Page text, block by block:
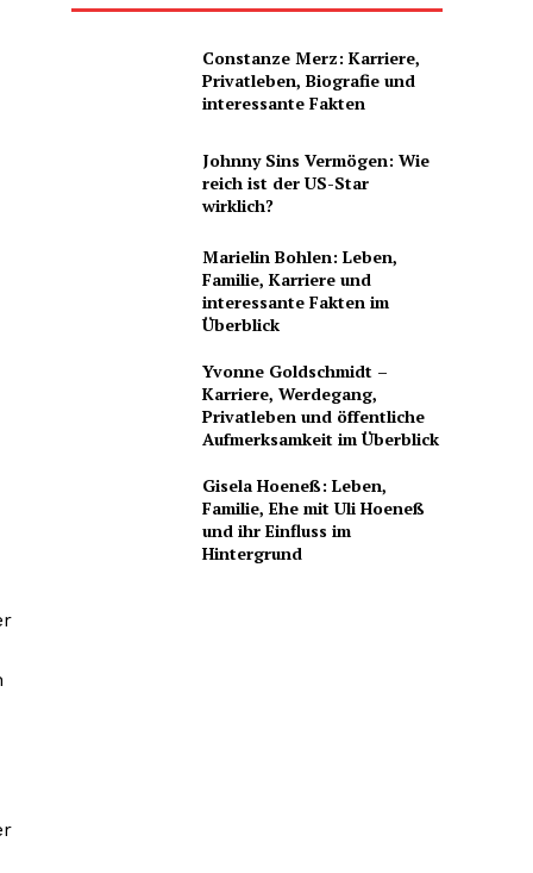
Constanze Merz: Karriere,
Privatleben, Biografie und
interessante Fakten
Johnny Sins Vermögen: Wie
reich ist der US-Star
wirklich?
Marielin Bohlen: Leben,
Familie, Karriere und
interessante Fakten im
Überblick
Yvonne Goldschmidt –
Karriere, Werdegang,
Privatleben und öffentliche
Aufmerksamkeit im Überblick
Gisela Hoeneß: Leben,
Familie, Ehe mit Uli Hoeneß
und ihr Einfluss im
Hintergrund